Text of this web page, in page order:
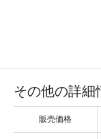
その他の詳細
販売価格